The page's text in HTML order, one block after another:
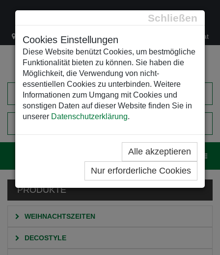
Schließen
Cookies Einstellungen
Diese Website benützt Cookies, um bestmögliche
Funktionalität bieten zu können. Sie haben die
Möglichkeit, die Verwendung von nicht-
essentiellen Cookies zu unterbinden. Weitere
Informationen zum Umgang mit Cookies und
sonstigen Daten auf dieser Website finden Sie in
unserer Datenschutzerklärung.
Alle akzeptieren
Nur erforderliche Cookies
Lacknergasse 78 +43/1/470 37 00 office@leso.at
EINKAUFSWAGEN
PRODUKTE
WEIHNACHTSZEITEN
DECOSTYLE